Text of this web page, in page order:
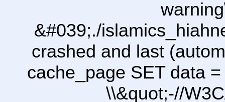
&#039;./
crashed and last
cache_page SET data
\\&quot;-//